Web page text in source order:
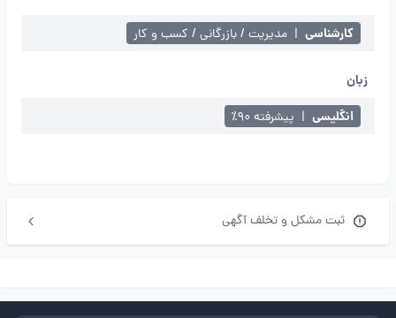
کارشناسی | مدیریت / بازرگانی / کسب و کار
زبان
انگلیسی | پیشرفته ۹۰٪
ثبت مشکل و تخلف آگهی